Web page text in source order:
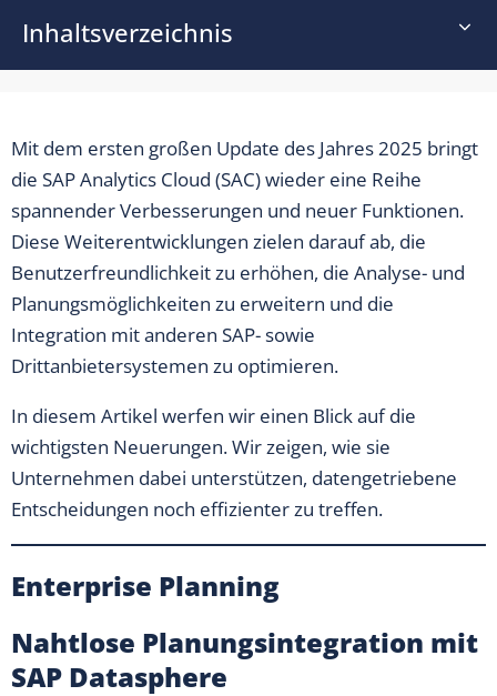
Mit dem ersten großen Update des Jahres 2025 bringt
die SAP Analytics Cloud (SAC) wieder eine Reihe
spannender Verbesserungen und neuer Funktionen.
Diese Weiterentwicklungen zielen darauf ab, die
Benutzerfreundlichkeit zu erhöhen, die Analyse- und
Planungsmöglichkeiten zu erweitern und die
Integration mit anderen SAP- sowie
Drittanbietersystemen zu optimieren.
In diesem Artikel werfen wir einen Blick auf die
wichtigsten Neuerungen. Wir zeigen, wie sie
Unternehmen dabei unterstützen, datengetriebene
Entscheidungen noch effizienter zu treffen.
Enterprise Planning
Nahtlose Planungsintegration mit
SAP Datasphere
Inhaltsverzeichnis